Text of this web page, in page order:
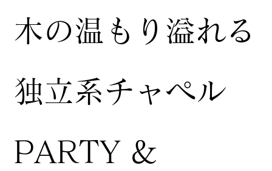
木の温もり溢れる
独立系チャペル
PARTY &